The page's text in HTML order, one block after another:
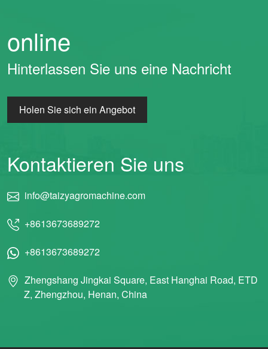
online
Hinterlassen Sie uns eine Nachricht
Holen Sie sich ein Angebot
Kontaktieren Sie uns
info@taizyagromachine.com
+8613673689272
+8613673689272
Zhengshang Jingkai Square, East Hanghai Road, ETD
Z, Zhengzhou, Henan, China